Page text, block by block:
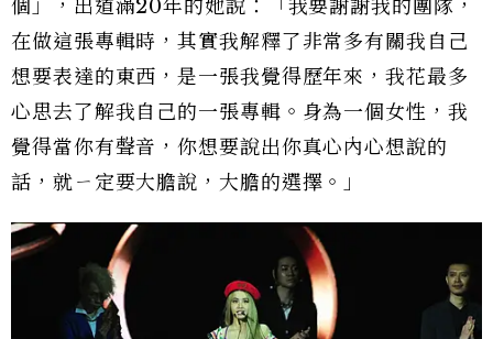
個」，出道滿20年的她說：「我要謝謝我的團隊，
在做這張專輯時，其實我解釋了非常多有關我自己
想要表達的東西，是一張我覺得歷年來，我花最多
心思去了解我自己的一張專輯。身為一個女性，我
覺得當你有聲音，你想要說出你真心內心想說的
話，就ㄧ定要大膽說，大膽的選擇。」